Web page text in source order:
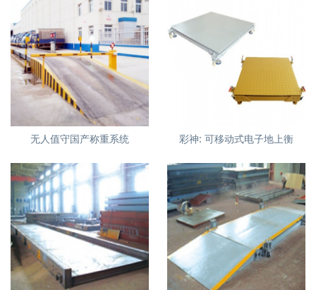
无人值守国产称重系统 彩神:可移动式电子地上衡